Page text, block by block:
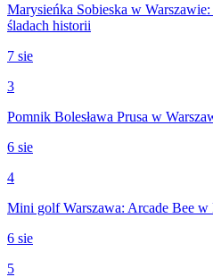
Marysieńka Sobieska w
śladach historii
7 sie
3
Pomnik Bolesława Prusa w
6 sie
4
Mini golf Warszawa: Arcade Bee
6 sie
5